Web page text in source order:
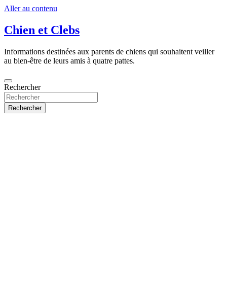
Aller au contenu
Chien et Clebs
Informations destinées aux parents de chiens qui souhaitent veiller
au bien-être de leurs amis à quatre pattes.
Rechercher
Rechercher